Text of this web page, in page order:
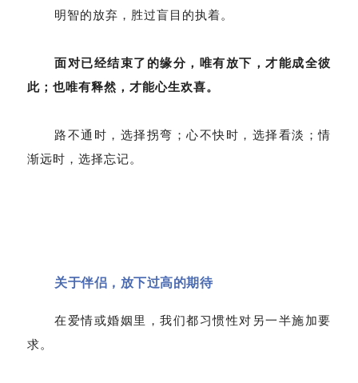
明智的放弃，胜过盲目的执着。
面对已经结束了的缘分，唯有放下，才能成全彼
此；也唯有释然，才能心生欢喜。
路不通时，选择拐弯；心不快时，选择看淡；情
渐远时，选择忘记。
关于伴侣，放下过高的期待
在爱情或婚姻里，我们都习惯性对另一半施加要
求。